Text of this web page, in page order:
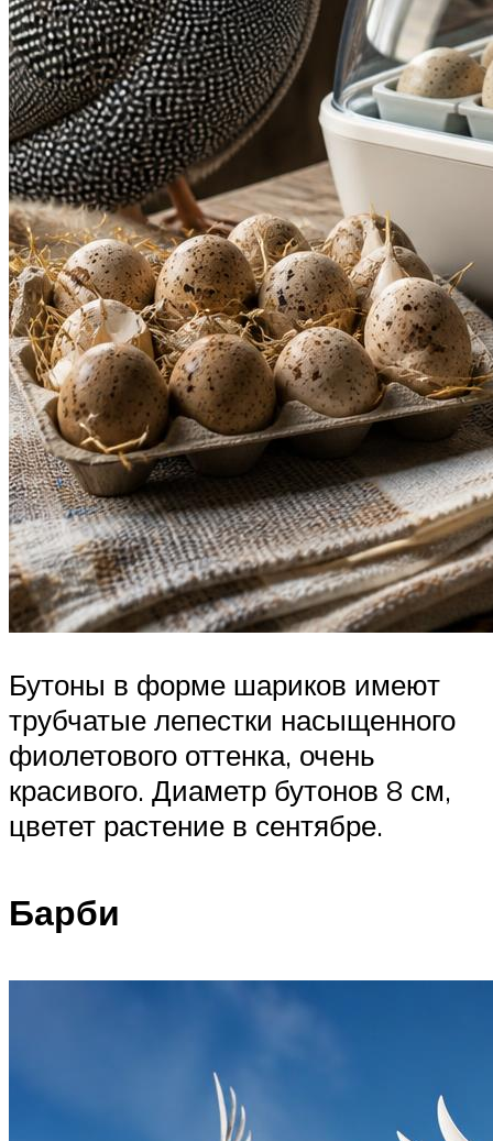
Бутоны в форме шариков имеют
трубчатые лепестки насыщенного
фиолетового оттенка, очень
красивого. Диаметр бутонов 8 см,
цветет растение в сентябре.
Барби